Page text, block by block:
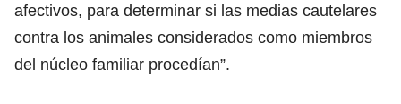
afectivos, para determinar si las medias cautelares
contra los animales considerados como miembros
del núcleo familiar procedían”.